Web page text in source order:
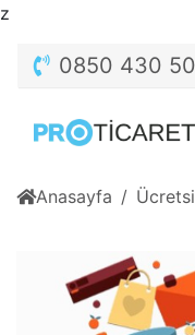
z
0850 430
Anasayfa